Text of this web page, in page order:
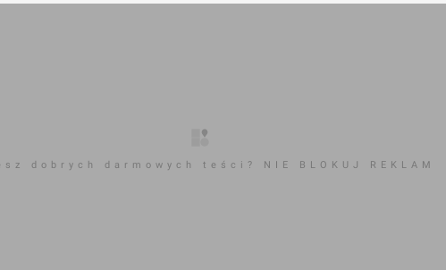
dobrych darmowych teści? NIE BLOKUJ REKLAM